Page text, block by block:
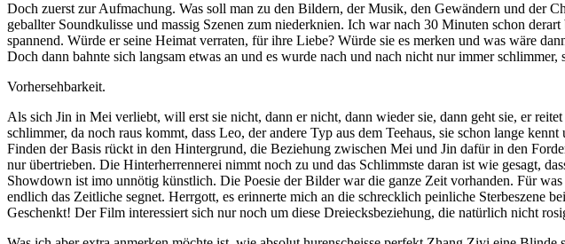
Doch zuerst zur Aufmachung. Was soll man zu den Bildern, der Musik, den Gewändern und der
geballter Soundkulisse und massig Szenen zum niederknien. Ich war nach 30 Minuten schon
spannend. Würde er seine Heimat verraten, für ihre Liebe? Würde sie es merken und was wäre
Doch dann bahnte sich langsam etwas an und es wurde nach und nach nicht nur immer schlimmer,
Vorhersehbarkeit.
Als sich Jin in Mei verliebt, will erst sie nicht, dann er nicht, dann wieder sie, dann geht sie, er
schlimmer, da noch raus kommt, dass Leo, der andere Typ aus dem Teehaus, sie schon lange
Finden der Basis rückt in den Hintergrund, die Beziehung zwischen Mei und Jin dafür in den
nur übertrieben. Die Hinterherrennerei nimmt noch zu und das Schlimmste daran ist wie gesagt,
Showdown ist imo unnötig künstlich. Die Poesie der Bilder war die ganze Zeit vorhanden. Für
endlich das Zeitliche segnet. Herrgott, es erinnerte mich an die schrecklich peinliche
Geschenkt! Der Film interessiert sich nur noch um diese Dreiecksbeziehung, die natürlich nicht